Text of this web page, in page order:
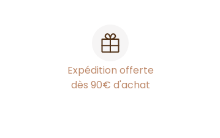
Expédition offerte
dès 90€ d'achat